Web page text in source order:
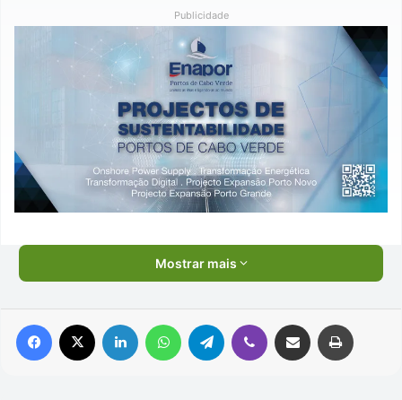
Publicidade
Mostrar mais
Facebook Linkedin WhatsAppTelegram Viber Compartilhar via e-mail